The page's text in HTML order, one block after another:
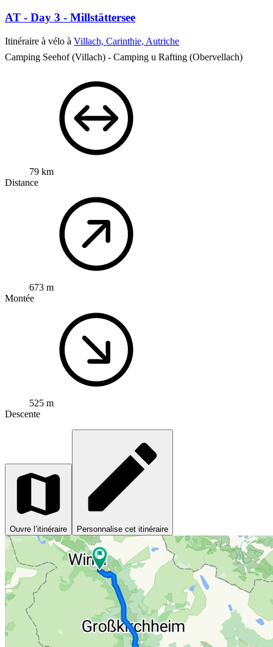
AT - Day 3 - Millstättersee
Itinéraire à vélo à Villach, Carinthie, Autriche
Camping Seehof (Villach) - Camping u Rafting (Obervellach)
79 km
Distance
673 m
Montée
525 m
Descente
Ouvre l’itinéraire Personnalise cet itinéraire